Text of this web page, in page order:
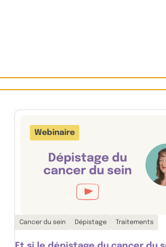
Webinaire
Thématiques associées :
Cancer du sein Dépistage Traitements